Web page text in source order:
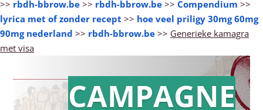
>> rbdh-bbrow.be >> rbdh-bbrow.be >> Compendium >>
lyrica met of zonder recept >> hoe veel priligy 30mg 60mg
90mg nederland >> rbdh-bbrow.be >> Generieke kamagra
met visa
CAMPAGNE